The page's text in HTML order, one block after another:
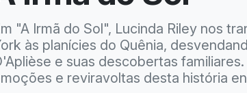
"A Irmã do Sol", Lucinda Riley nos
às planícies do Quênia,
e suas descobertas
e reviravoltas desta história